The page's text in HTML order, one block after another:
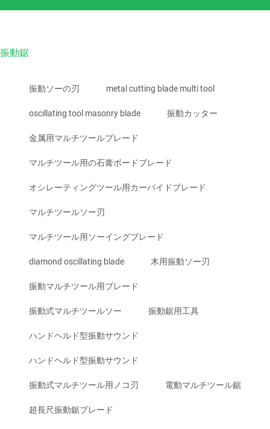
振動鋸
振動ソーの刃 metal cutting blade multi tool
oscillating tool masonry blade 振動カッター
金属用マルチツールブレード
マルチツール用の石膏ボードブレード
オシレーティングツール用カーバイドブレード
マルチツールソー刃
マルチツール用ソーイングブレード
diamond oscillating blade 木用振動ソー刃
振動マルチツール用ブレード
振動式マルチツールソー 振動鋸用工具
ハンドヘルド型振動サウンド
ハンドヘルド型振動サウンド
振動式マルチツール用ノコ刃 電動マルチツール鋸
超長尺振動鋸ブレード